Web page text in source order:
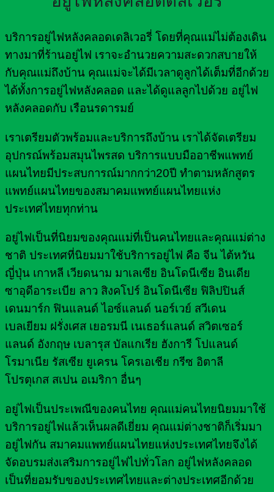
บริการอยู่ไฟหลังคลอดเดลิเวอรี่ โดยที่คุณแม่ไม่ต้องเดิน
ทางมาที่ร้านอยู่ไฟ เราจะอำนวยความสะดวกสบายให้
กับคุณแม่ถึงบ้าน คุณแม่จะได้มีเวลาดูลูกได้เต็มที่อีกด้วย
ได้ทั้งการอยู่ไฟหลังคลอด และได้ดูแลลูกไปด้วย อยู่ไฟ
หลังคลอดกับ เรือนรดารมย์
เราเตรียมตัวพร้อมและบริการถึงบ้าน เราได้จัดเตรียม
อุปกรณ์พร้อมสมุนไพรสด บริการแบบมืออาชีพแพทย์
แผนไทยมีประสบการณ์มากกว่า20ปี ทำตามหลักสูตร
แพทย์แผนไทยของสมาคมแพทย์แผนไทยแห่ง
ประเทศไทยทุกท่าน
อยู่ไฟเป็นที่นิยมของคุณแม่ที่เป็นคนไทยและคุณแม่ต่าง
ชาติ ประเทศที่นิยมมาใช้บริการอยู่ไฟ คือ จีน ไต้หวัน
ญี่ปุ่น เกาหลี เวียดนาม มาเลเซีย อินโดนีเซีย อินเดีย
ซาอุดีอาระเบีย ลาว สิงคโปร์ อินโดนีเซีย ฟิลิปปินส์
เดนมาร์ก ฟินแลนด์ ไอซ์แลนด์ นอร์เวย์ สวีเดน
เบลเยียม ฝรั่งเศส เยอรมนี เนเธอร์แลนด์ สวิตเซอร์
แลนด์ อังกฤษ เบลารุส บัลแกเรีย ฮังการี โปแลนด์
โรมาเนีย รัสเซีย ยูเครน โครเอเชีย กรีซ อิตาลี
โปรตุเกส สเปน อเมริกา อื่นๆ
อยู่ไฟเป็นประเพณีของคนไทย คุณแม่คนไทยนิยมมาใช้
บริการอยู่ไฟแล้วเห็นผลดีเยี่ยม คุณแม่ต่างชาติก็เริ่มมา
อยู่ไฟกัน สมาคมแพทย์แผนไทยแห่งประเทศไทยจึงได้
จัดอบรมส่งเสริมการอยู่ไฟไปทั่วโลก อยู่ไฟหลังคลอด
เป็นที่ยอมรับของประเทศไทยและต่างประเทศอีกด้วย